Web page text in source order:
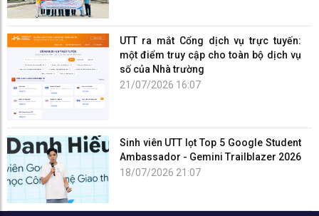
UTT ra mắt Cổng dịch vụ trực tuyến:
một điểm truy cập cho toàn bộ dịch vụ
số của Nhà trường
21/07/2026 16:07
Sinh viên UTT lọt Top 5 Google Student
Ambassador - Gemini Trailblazer 2026
18/07/2026 21:07